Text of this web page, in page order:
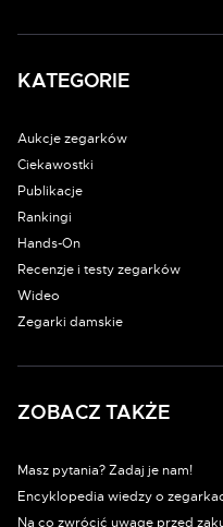
KATEGORIE
Aukcje zegarków
Ciekawostki
Publikacje
Rankingi
Hands-On
Recenzje i testy zegarków
Wideo
Zegarki damskie
ZOBACZ TAKŻE
Masz pytania? Zadaj je nam!
Encyklopedia wiedzy o
Na co zwrócić uwagę przed